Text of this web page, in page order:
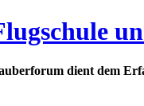
dient dem